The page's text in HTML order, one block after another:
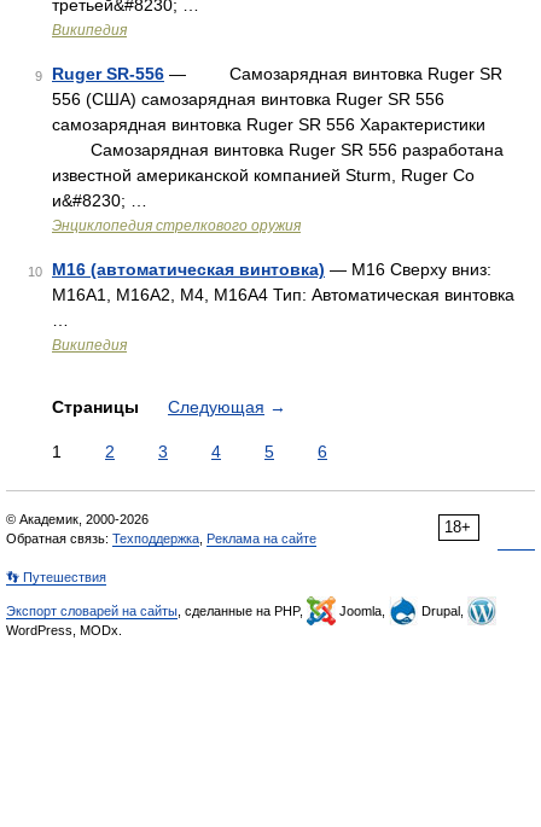
третьей&#8230; …
Википедия
9 Ruger SR-556 — Самозарядная винтовка Ruger SR
556 (США) самозарядная винтовка Ruger SR 556
самозарядная винтовка Ruger SR 556 Характеристики
Самозарядная винтовка Ruger SR 556 разработана
известной американской компанией Sturm, Ruger Co
и&#8230; …
Энциклопедия стрелкового оружия
10 M16 (автоматическая винтовка) — M16 Сверху вниз:
M16A1, M16A2, M4, M16A4 Тип: Автоматическая винтовка
Википедия
Страницы Следующая →
1 2 3 4 5 6
18+
© Академик, 2000-2026
Обратная связь: Техподдержка Реклама на сайте
👣 Путешествия
Экспорт словарей на сайты , сделанные на PHP, Joomla,
Drupal,
WordPress, MODx.